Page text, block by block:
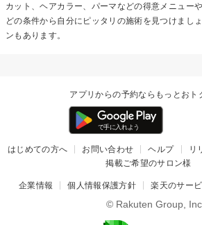
カット、ヘアカラー、パーマなどの得意メニュー
どの条件から自分にピッタリの施術を見つけまし
ンもあります。
アプリからの予約ならもっとおト
はじめての方へ お問い合わせ ヘルプ リ
掲載ご希望のサロン様
企業情報 個人情報保護方針 楽天のサー
© Rakuten Group, Inc.